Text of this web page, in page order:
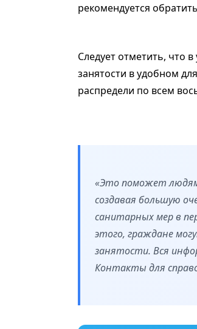
рекомендуется
Следует отметить, что
занятости в удобном
распредели по всем
«Это поможет
создавая большую
санитарных мер в
этого, граждане
занятости. Вся
Контакты для